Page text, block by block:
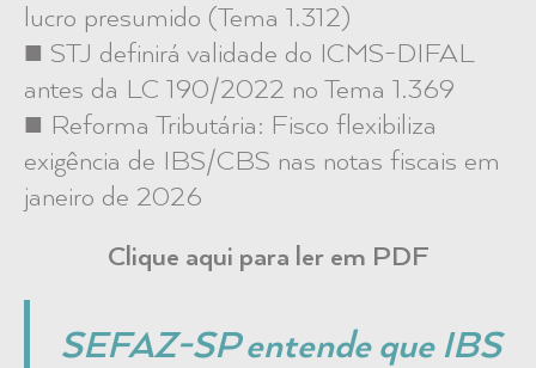
lucro presumido (Tema 1.312)
■ STJ definirá validade do ICMS-DIFAL
antes da LC 190/2022 no Tema 1.369
■ Reforma Tributária: Fisco flexibiliza
exigência de IBS/CBS nas notas fiscais em
janeiro de 2026
Clique aqui para ler em PDF
SEFAZ-SP entende que IBS